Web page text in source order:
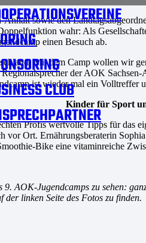
CLUB
sowie den
wahr: Als
einen Besuch ab.
Mit dem Camp wollen wir
der AOK
ist wieder mal ein Volltreffer
Kinder für Sport
Profis wertvolle Tipps für das
vor Ort. Ernährungsberaterin
Bike eine vitaminreiche
AOK-Jugendcamps zu sehen:
linken Seite des Fotos zu finden.